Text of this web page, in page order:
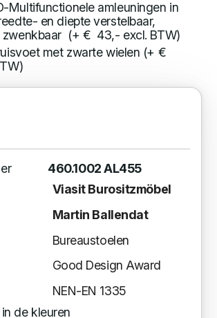
Multifunctionele amleuningen in
en diepte verstelbaar,
zwenkbaar (+ € 43,- excl. BTW)
met zwarte wielen (+ €
460.1002 AL455
Viasit Burositzmöbel
Martin Ballendat
Bureaustoelen
Good Design Award
NEN-EN 1335
de kleuren